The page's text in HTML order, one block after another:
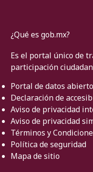
¿Qué es gob.mx?
Es el portal único de
participación
Portal de datos
Declaración de
Aviso de privacidad
Aviso de privacidad
Términos y
Política de seguridad
Mapa de sitio